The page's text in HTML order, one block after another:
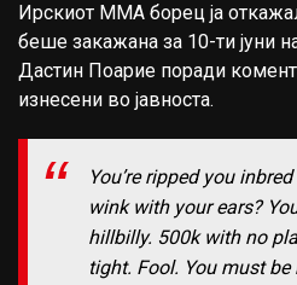
Ирскиот ММА борец ја
беше закажана за 10-ти јуни
Дастин Поарие поради
изнесени во јавноста.
You’re ripped you
wink with your ears?
hillbilly. 500k with no
tight. Fool. You must